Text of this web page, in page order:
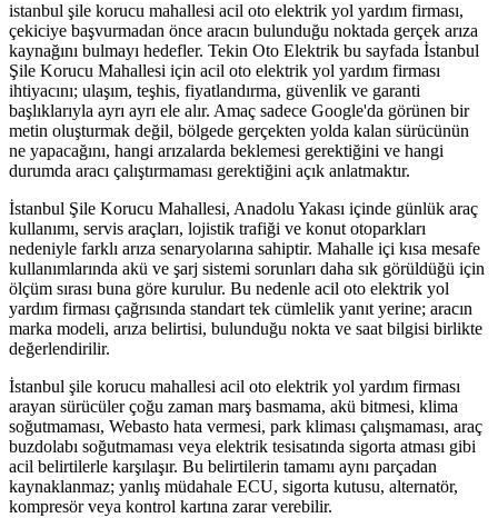
istanbul şile korucu mahallesi acil oto elektrik yol yardım firması,
çekiciye başvurmadan önce aracın bulunduğu noktada gerçek arıza
kaynağını bulmayı hedefler. Tekin Oto Elektrik bu sayfada İstanbul
Şile Korucu Mahallesi için acil oto elektrik yol yardım firması
ihtiyacını; ulaşım, teşhis, fiyatlandırma, güvenlik ve garanti
başlıklarıyla ayrı ayrı ele alır. Amaç sadece Google'da görünen bir
metin oluşturmak değil, bölgede gerçekten yolda kalan sürücünün
ne yapacağını, hangi arızalarda beklemesi gerektiğini ve hangi
durumda aracı çalıştırmaması gerektiğini açık anlatmaktır.
İstanbul Şile Korucu Mahallesi, Anadolu Yakası içinde günlük araç
kullanımı, servis araçları, lojistik trafiği ve konut otoparkları
nedeniyle farklı arıza senaryolarına sahiptir. Mahalle içi kısa mesafe
kullanımlarında akü ve şarj sistemi sorunları daha sık görüldüğü için
ölçüm sırası buna göre kurulur. Bu nedenle acil oto elektrik yol
yardım firması çağrısında standart tek cümlelik yanıt yerine; aracın
marka modeli, arıza belirtisi, bulunduğu nokta ve saat bilgisi birlikte
değerlendirilir.
İstanbul şile korucu mahallesi acil oto elektrik yol yardım firması
arayan sürücüler çoğu zaman marş basmama, akü bitmesi, klima
soğutmaması, Webasto hata vermesi, park kliması çalışmaması, araç
buzdolabı soğutmaması veya elektrik tesisatında sigorta atması gibi
acil belirtilerle karşılaşır. Bu belirtilerin tamamı aynı parçadan
kaynaklanmaz; yanlış müdahale ECU, sigorta kutusu, alternatör,
kompresör veya kontrol kartına zarar verebilir.